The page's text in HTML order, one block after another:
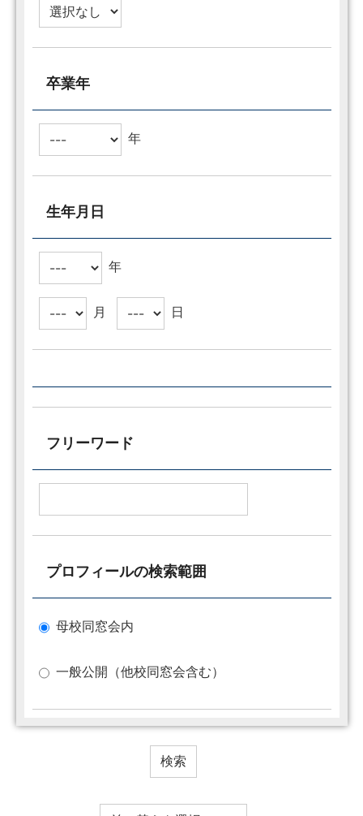
卒業年
年
生年月日
年
月 日
フリーワード
プロフィールの検索範囲
母校同窓会内
一般公開（他校同窓会含む）